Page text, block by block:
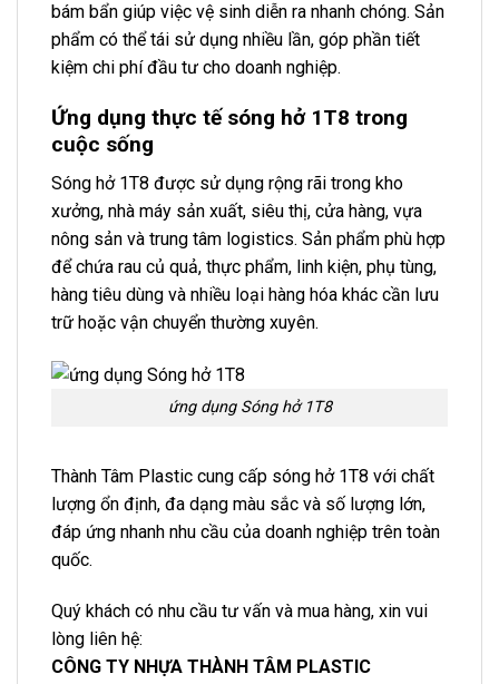
bám bẩn giúp việc vệ sinh diễn ra nhanh chóng. Sản
phẩm có thể tái sử dụng nhiều lần, góp phần tiết
kiệm chi phí đầu tư cho doanh nghiệp.
Ứng dụng thực tế sóng hở 1T8 trong
cuộc sống
Sóng hở 1T8 được sử dụng rộng rãi trong kho
xưởng, nhà máy sản xuất, siêu thị, cửa hàng, vựa
nông sản và trung tâm logistics. Sản phẩm phù hợp
để chứa rau củ quả, thực phẩm, linh kiện, phụ tùng,
hàng tiêu dùng và nhiều loại hàng hóa khác cần lưu
trữ hoặc vận chuyển thường xuyên.
ứng dụng Sóng hở 1T8
Thành Tâm Plastic cung cấp sóng hở 1T8 với chất
lượng ổn định, đa dạng màu sắc và số lượng lớn,
đáp ứng nhanh nhu cầu của doanh nghiệp trên toàn
quốc.
Quý khách có nhu cầu tư vấn và mua hàng, xin vui
lòng liên hệ:
CÔNG TY NHỰA THÀNH TÂM PLASTIC